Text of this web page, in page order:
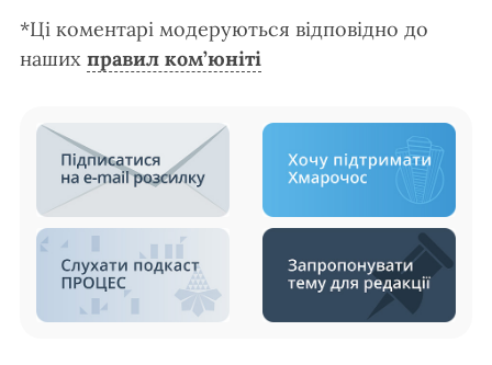
*Ці коментарі модеруються відповідно до
наших правил ком’юніті